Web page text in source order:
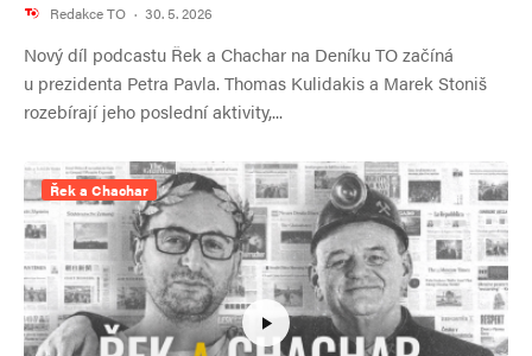
Redakce TO · 30. 5. 2026
Nový díl podcastu Řek a Chachar na Deníku TO začíná
u prezidenta Petra Pavla. Thomas Kulidakis a Marek Stoniš
rozebírají jeho poslední aktivity,...
Řek a Chachar